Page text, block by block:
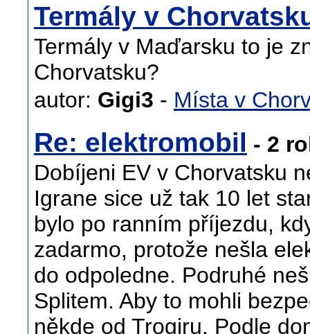
Termály v
Termály v Maďarsku to je
Chorvatsku?
autor: Gigi3 - Místa v
Re: elektromobil - 2
Dobíjeni EV v Chorvatsku
Igrane sice už tak 10 let
bylo po ranním příjezdu,
zadarmo, protože nešla
do odpoledne. Podruhé
Splitem. Aby to mohli
někde od Trogiru. Podle